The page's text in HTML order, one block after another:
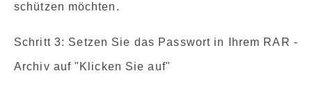
schützen möchten.
Schritt 3: Setzen Sie das Passwort in Ihrem RAR -
Archiv auf "Klicken Sie auf"